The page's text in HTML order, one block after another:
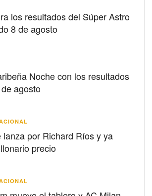
los resultados del Súper Astro
8 de agosto
Noche con los resultados
agosto
lanza por Richard Ríos y ya
precio